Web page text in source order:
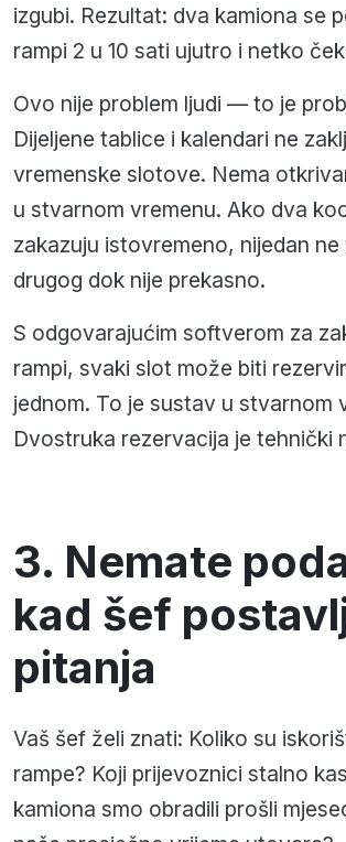
izgubi. Rezultat: dva kamiona se
rampi 2 u 10 sati ujutro i netko
Ovo nije problem ljudi — to je
Dijeljene tablice i kalendari ne
vremenske slotove. Nema
u stvarnom vremenu. Ako dva
zakazuju istovremeno, nijedan ne
drugog dok nije prekasno.
S odgovarajućim softverom za
rampi, svaki slot može biti
jednom. To je sustav u stvarnom
Dvostruka rezervacija je tehnički
3. Nemate
kad šef
pitanja
Vaš šef želi znati: Koliko su
rampe? Koji prijevoznici stalno
kamiona smo obradili prošli